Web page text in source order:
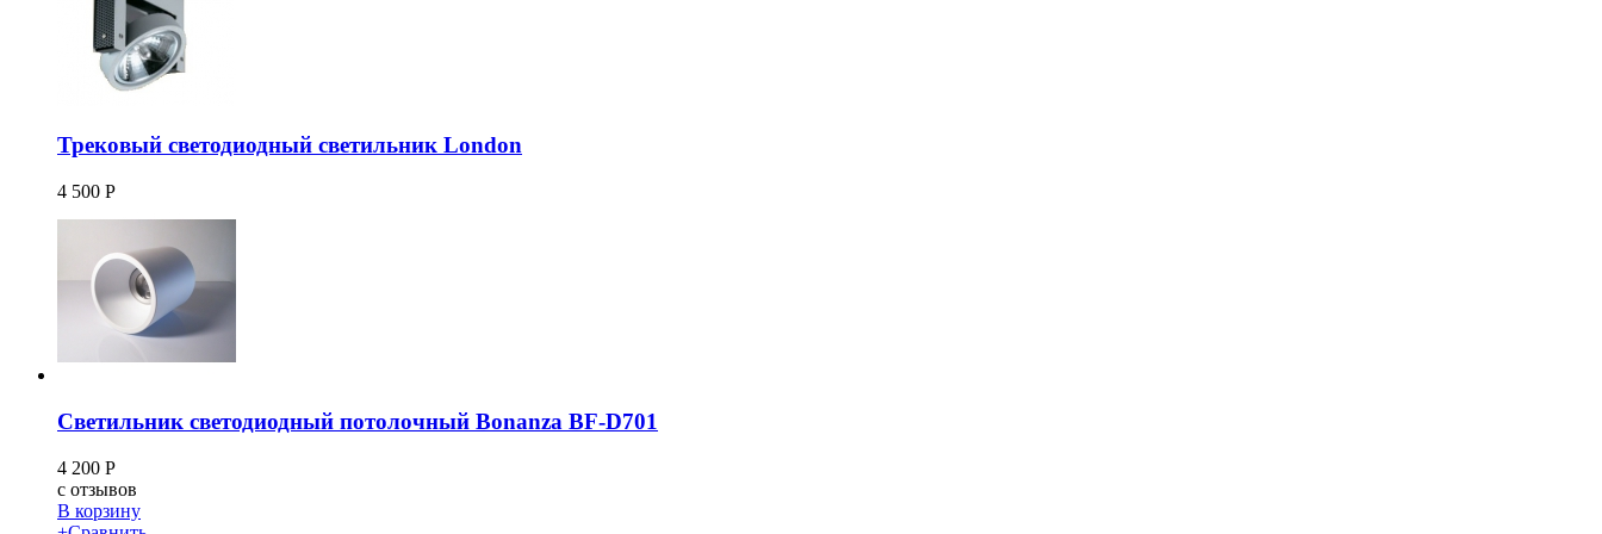
Трековый светодиодный светильник London
4 500 Р
Светильник светодиодный потолочный Bonanza BF-D701
4 200 Р
c отзывов
В корзину